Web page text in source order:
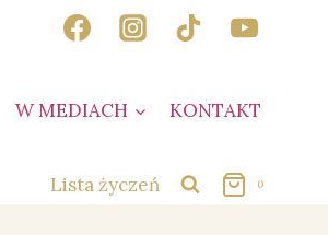
W MEDIACH KONTAKT
Lista życzeń 0